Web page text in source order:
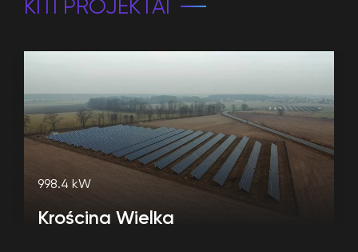
KITI PROJEKTAI
998.4 kW
Krościna Wielka